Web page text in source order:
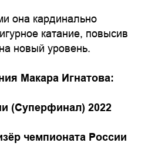
она кардинально
катание, повысив
новый уровень.
Макара Игнатова:
(Суперфинал) 2022
чемпионата России